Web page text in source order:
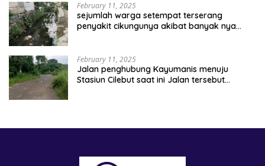
February 11, 2025
sejumlah warga setempat terserang
penyakit cikungunya akibat banyak nya
February 11, 2025
Jalan penghubung Kayumanis menuju
Stasiun Cilebut saat ini Jalan tersebut